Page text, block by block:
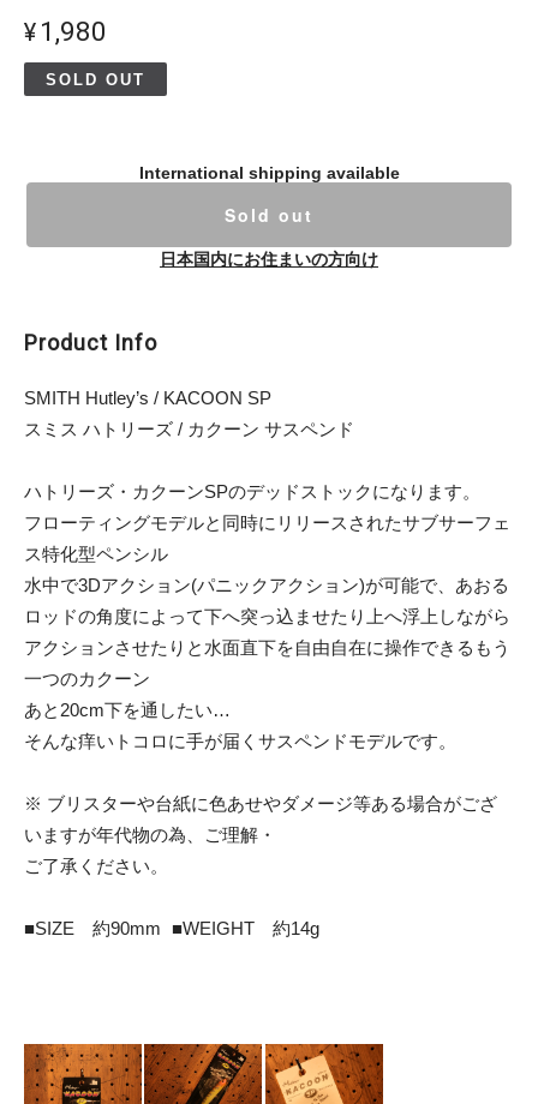
¥1,980
SOLD OUT
International shipping available
Sold out
日本国内にお住まいの方向け
Product Info
SMITH Hutley’s / KACOON SP
スミス ハトリーズ / カクーン サスペンド
ハトリーズ・カクーンSPのデッドストックになります。
フローティングモデルと同時にリリースされたサブサーフェ
ス特化型ペンシル
水中で3Dアクション(パニックアクション)が可能で、あおる
ロッドの角度によって下へ突っ込ませたり上へ浮上しながら
アクションさせたりと水面直下を自由自在に操作できるもう
一つのカクーン
あと20cm下を通したい…
そんな痒いトコロに手が届くサスペンドモデルです。
※ ブリスターや台紙に色あせやダメージ等ある場合がござ
いますが年代物の為、ご理解・
ご了承ください。
■SIZE 約90mm ■WEIGHT 約14g